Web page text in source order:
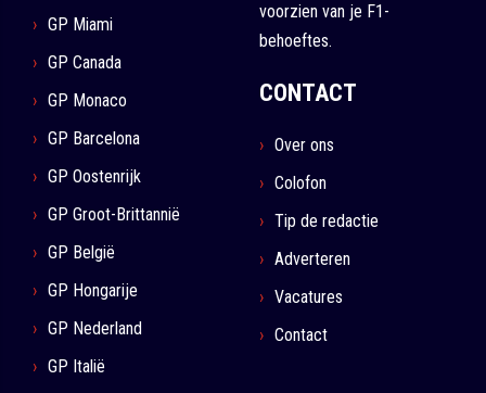
GP Miami
GP Canada
GP Monaco
GP Barcelona
GP Oostenrijk
GP Groot-Brittannië
GP België
GP Hongarije
GP Nederland
GP Italië
voorzien van je F1-
behoeftes.
CONTACT
Over ons
Colofon
Tip de redactie
Adverteren
Vacatures
Contact